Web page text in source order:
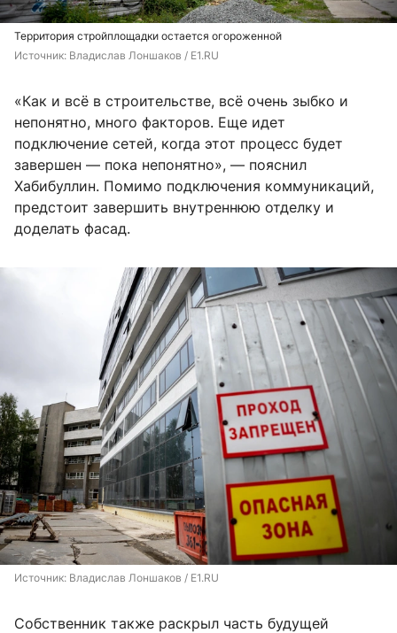
Территория стройплощадки остается огороженной
Источник: Владислав Лоншаков / E1.RU
«Как и всё в строительстве, всё очень зыбко и
непонятно, много факторов. Еще идет
подключение сетей, когда этот процесс будет
завершен — пока непонятно», — пояснил
Хабибуллин. Помимо подключения коммуникаций,
предстоит завершить внутреннюю отделку и
доделать фасад.
Источник: Владислав Лоншаков / E1.RU
Собственник также раскрыл часть будущей